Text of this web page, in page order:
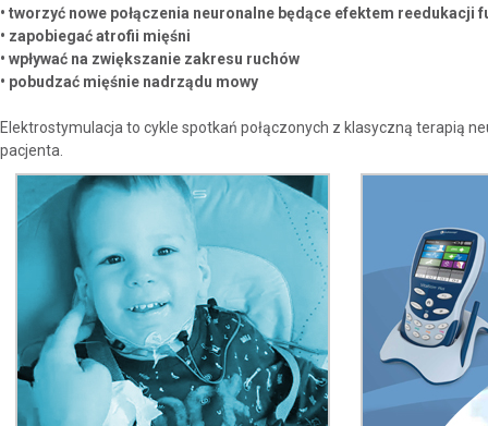
• tworzyć nowe połączenia neuronalne będące efektem
• zapobiegać atrofii mięśni
• wpływać na zwiększanie zakresu ruchów
• pobudzać mięśnie nadrządu mowy
Elektrostymulacja to cykle spotkań połączonych z klasyczną terapią
pacjenta.